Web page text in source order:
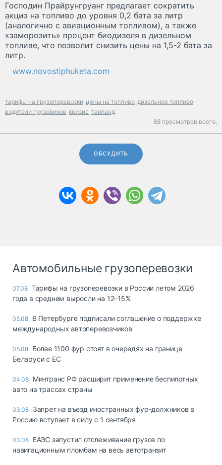
Господин Прайрунгруанг предлагает сократить
акциз на топливо до уровня 0,2 бата за литр
(аналогично с авиационным топливом), а также
«заморозить» процент биодизеля в дизельном
топливе, что позволит снизить цены на 1,5-2 бата за
литр.
www.novostiphuketa.com
тарифы на грузоперевозки цены на топливо дизельное топливо
водители грузовиков кризис таиланд
88 просмотров всего.
ОБСУДИТЬ
Автомобильные грузоперевозки
07.08 Тарифы на грузоперевозки в России летом 2026
года в среднем выросли на 12–15%
05.08 В Петербурге подписали соглашение о поддержке
международных автоперевозчиков
05.08 Более 1100 фур стоят в очередях на границе
Беларуси с ЕС
04.08 Минтранс РФ расширит применение беспилотных
авто на трассах страны
03.08 Запрет на въезд иностранных фур-должников в
Россию вступает в силу с 1 сентября
03.08 ЕАЭС запустил отслеживание грузов по
навигационным пломбам на весь автотранзит